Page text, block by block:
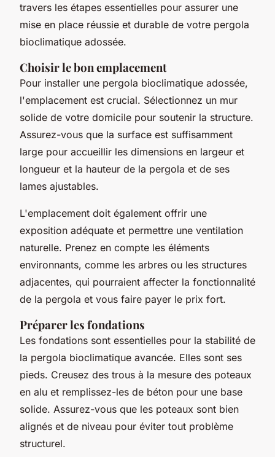
travers les étapes essentielles pour assurer une
mise en place réussie et durable de votre pergola
bioclimatique adossée.
Choisir le bon emplacement
Pour installer une pergola bioclimatique adossée,
l'emplacement est crucial. Sélectionnez un mur
solide de votre domicile pour soutenir la structure.
Assurez-vous que la surface est suffisamment
large pour accueillir les dimensions en largeur et
longueur et la hauteur de la pergola et de ses
lames ajustables.
L'emplacement doit également offrir une
exposition adéquate et permettre une ventilation
naturelle. Prenez en compte les éléments
environnants, comme les arbres ou les structures
adjacentes, qui pourraient affecter la fonctionnalité
de la pergola et vous faire payer le prix fort.
Préparer les fondations
Les fondations sont essentielles pour la stabilité de
la pergola bioclimatique avancée. Elles sont ses
pieds. Creusez des trous à la mesure des poteaux
en alu et remplissez-les de béton pour une base
solide. Assurez-vous que les poteaux sont bien
alignés et de niveau pour éviter tout problème
structurel.